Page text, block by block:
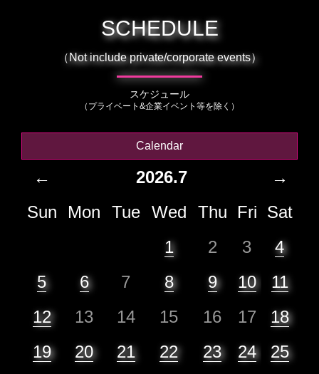
SCHEDULE
（Not include private/corporate events）
スケジュール
（プライベート&企業イベント等を除く）
Calendar
← 2026.7
→
Sun
Mon Tue Wed Thu Fri Sat
1
2 3
4
5
6 7 8 9 10
11
12
13 14 15 16 17
18
19
20 21 22 23 24
25